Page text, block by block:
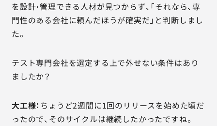
を設計・管理できる人材が見つからず、「それなら、専
門性のある会社に頼んだほうが確実だ」と判断しまし
た。
テスト専門会社を選定する上で外せない条件はあり
ましたか？
大工様： ちょうど2週間に1回のリリースを始めた頃だ
ったので、そのサイクルは継続したかったですね。